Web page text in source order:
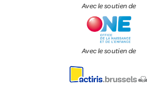
Avec le soutien de
Avec le soutien de